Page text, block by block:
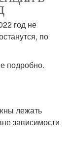
год не
по
подробно.
лежать
зависимости